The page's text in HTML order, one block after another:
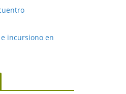
incursiono en